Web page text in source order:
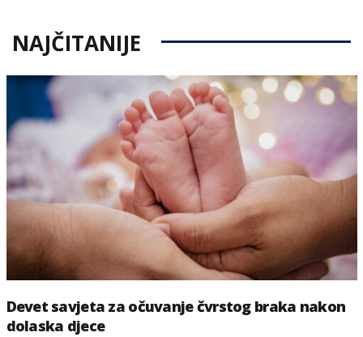
NAJČITANIJE
Devet savjeta za očuvanje čvrstog braka nakon
dolaska djece